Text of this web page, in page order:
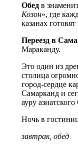
Обед в
Козон», где
казанах
Переезд в
Мараканду.
Это один из
столица
город-сердце
Самарканд и
ауру
Ночь в
завтрак, обед